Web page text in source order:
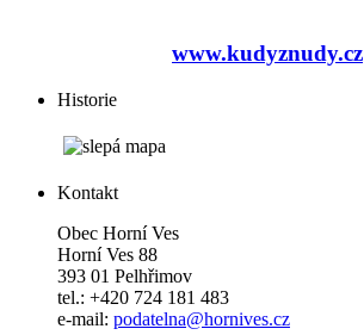
www.kudyznudy.cz
Historie
Kontakt
Obec Horní Ves
Horní Ves 88
393 01 Pelhřimov
tel.: +420 724 181 483
e-mail: podatelna@hornives.cz